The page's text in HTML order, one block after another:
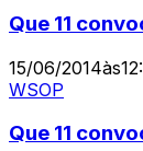
Que 11
15/06/2014às
WSOP
Que 11